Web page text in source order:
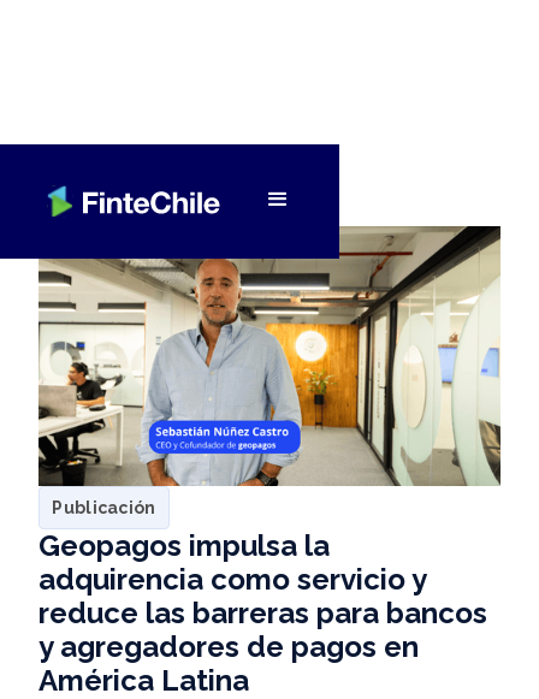
Publicación
Geopagos impulsa la
adquirencia como servicio y
reduce las barreras para bancos
y agregadores de pagos en
América Latina